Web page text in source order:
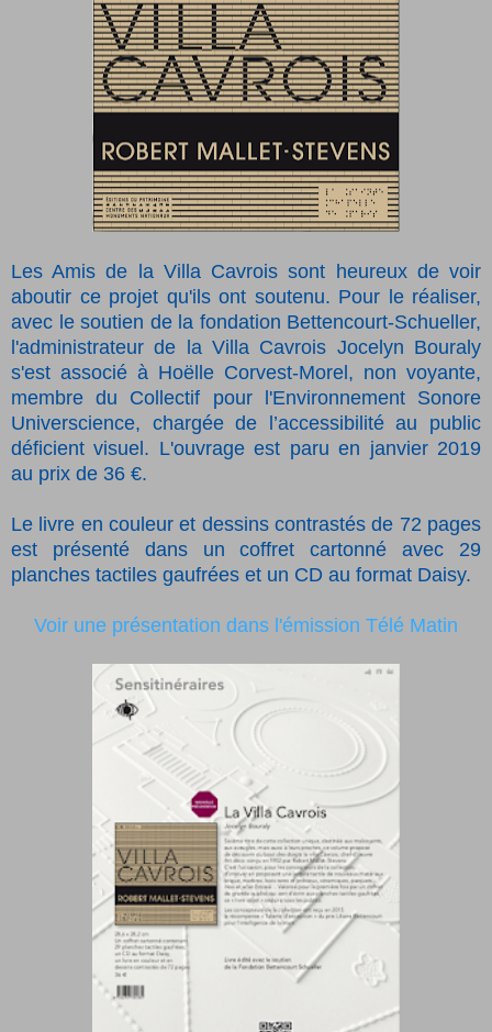
Les Amis de la Villa Cavrois sont heureux de voir
aboutir ce projet qu'ils ont soutenu. Pour le réaliser,
avec le soutien de la fondation Bettencourt-Schueller,
'administrateur de la Villa Cavrois Jocelyn Bouraly
s'est associé à Hoëlle Corvest-Morel, non voyante,
membre du Collectif pour l'Environnement Sonore
Universcience, chargée de l’accessibilité au public
déficient visuel . L'ouvrage est paru en janvier 2019
au prix de 36 €.
Le livre en couleur et dessins contrastés de 72 pages
est présenté dans un coffret cartonné avec 29
planches tactiles gaufrées et un CD au format Daisy.
Voir une présentation dans l'émission Télé Matin